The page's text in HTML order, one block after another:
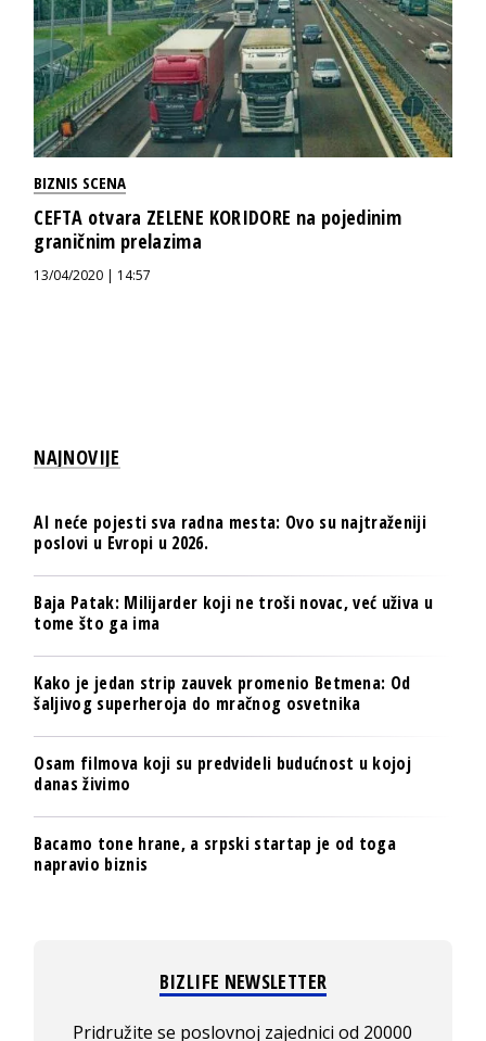
BIZNIS SCENA
CEFTA otvara ZELENE KORIDORE na pojedinim
graničnim prelazima
13/04/2020 | 14:57
NAJNOVIJE
AI neće pojesti sva radna mesta: Ovo su najtraženiji
poslovi u Evropi u 2026.
Baja Patak: Milijarder koji ne troši novac, već uživa u
tome što ga ima
Kako je jedan strip zauvek promenio Betmena: Od
šaljivog superheroja do mračnog osvetnika
Osam filmova koji su predvideli budućnost u kojoj
danas živimo
Bacamo tone hrane, a srpski startap je od toga
napravio biznis
BIZLIFE NEWSLETTER
Pridružite se poslovnoj zajednici od 20000